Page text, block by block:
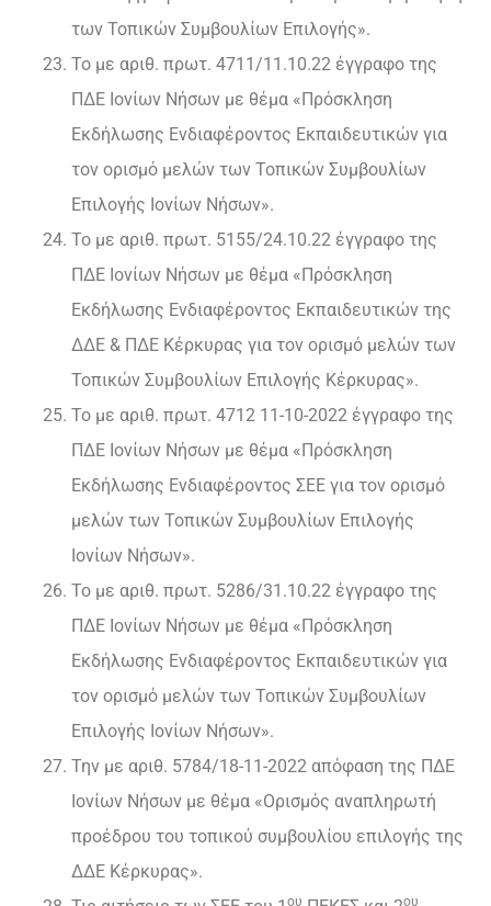
των Τοπικών Συμβουλίων Επιλογής».
Το με αριθ. πρωτ. 4711/11.10.22 έγγραφο της
ΠΔΕ Ιονίων Νήσων με θέμα «Πρόσκληση
Εκδήλωσης Ενδιαφέροντος Εκπαιδευτικών για
τον ορισμό μελών των Τοπικών Συμβουλίων
Επιλογής Ιονίων Νήσων».
Το με αριθ. πρωτ. 5155/24.10.22 έγγραφο της
ΠΔΕ Ιονίων Νήσων με θέμα «Πρόσκληση
Εκδήλωσης Ενδιαφέροντος Εκπαιδευτικών της
ΔΔΕ & ΠΔΕ Κέρκυρας για τον ορισμό μελών των
Τοπικών Συμβουλίων Επιλογής Κέρκυρας».
Το με αριθ. πρωτ. 4712 11-10-2022 έγγραφο της
ΠΔΕ Ιονίων Νήσων με θέμα «Πρόσκληση
Εκδήλωσης Ενδιαφέροντος ΣΕΕ για τον ορισμό
μελών των Τοπικών Συμβουλίων Επιλογής
Ιονίων Νήσων».
Το με αριθ. πρωτ. 5286/31.10.22 έγγραφο της
ΠΔΕ Ιονίων Νήσων με θέμα «Πρόσκληση
Εκδήλωσης Ενδιαφέροντος Εκπαιδευτικών για
τον ορισμό μελών των Τοπικών Συμβουλίων
Επιλογής Ιονίων Νήσων».
Την με αριθ. 5784/18-11-2022 απόφαση της ΠΔΕ
Ιονίων Νήσων με θέμα «Ορισμός αναπληρωτή
προέδρου του τοπικού συμβουλίου επιλογής της
ΔΔΕ Κέρκυρας».
ου ου